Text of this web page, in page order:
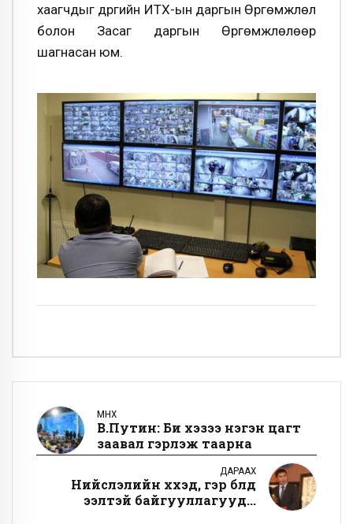
хаагчдыг дүүргийн ИТХ-ын даргын Өргөмжлөл
болон Засаг даргын Өргөмжлөлөөр
шагнасан юм.
ӨМНӨХ
В.Путин: Би хэзээ нэгэн цагт
заавал гэрлэж таарна
ДАРААХ
Нийслэлийн хүүхэд, гэр бүлд
ээлтэй байгууллагууд...